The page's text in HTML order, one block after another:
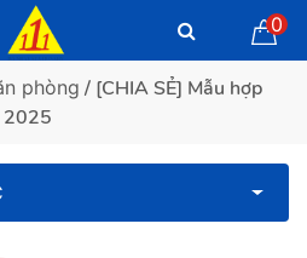
0
phòng / [CHIA SẺ] Mẫu hợp
2025